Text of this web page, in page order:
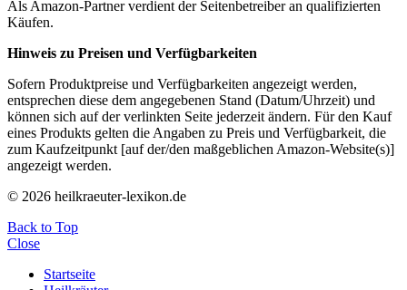
Als Amazon-Partner verdient der Seitenbetreiber an qualifizierten
Käufen.
Hinweis zu Preisen und Verfügbarkeiten
Sofern Produktpreise und Verfügbarkeiten angezeigt werden,
entsprechen diese dem angegebenen Stand (Datum/Uhrzeit) und
können sich auf der verlinkten Seite jederzeit ändern. Für den Kauf
eines Produkts gelten die Angaben zu Preis und Verfügbarkeit, die
zum Kaufzeitpunkt [auf der/den maßgeblichen Amazon-Website(s)]
angezeigt werden.
© 2026 heilkraeuter-lexikon.de
Back to Top
Close
Startseite